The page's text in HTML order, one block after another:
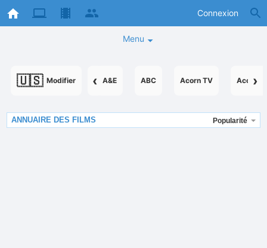
Connexion
Menu
🇺🇸 Modifier ‹ ›
A&E ABC Acorn TV
ANNUAIRE DES FILMS Popularité